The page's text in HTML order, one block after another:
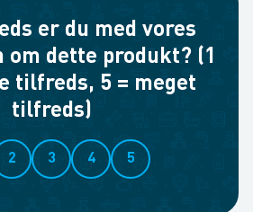
er du med vores
dette produkt? (1
tilfreds, 5 = meget
tilfreds)
2 3 4 5